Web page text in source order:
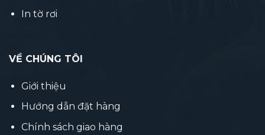
In tờ rơi
VỀ CHÚNG TÔI
Giới thiệu
Hướng dẫn đặt hàng
Chính sách giao hàng